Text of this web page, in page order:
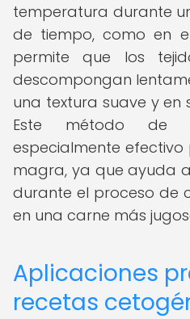
temperatura durante
de tiempo, como en
permite que los
descompongan
una textura suave y en
Este método de
especialmente
magra, ya que ayuda
durante el proceso de
en una carne más
Aplicaciones
recetas